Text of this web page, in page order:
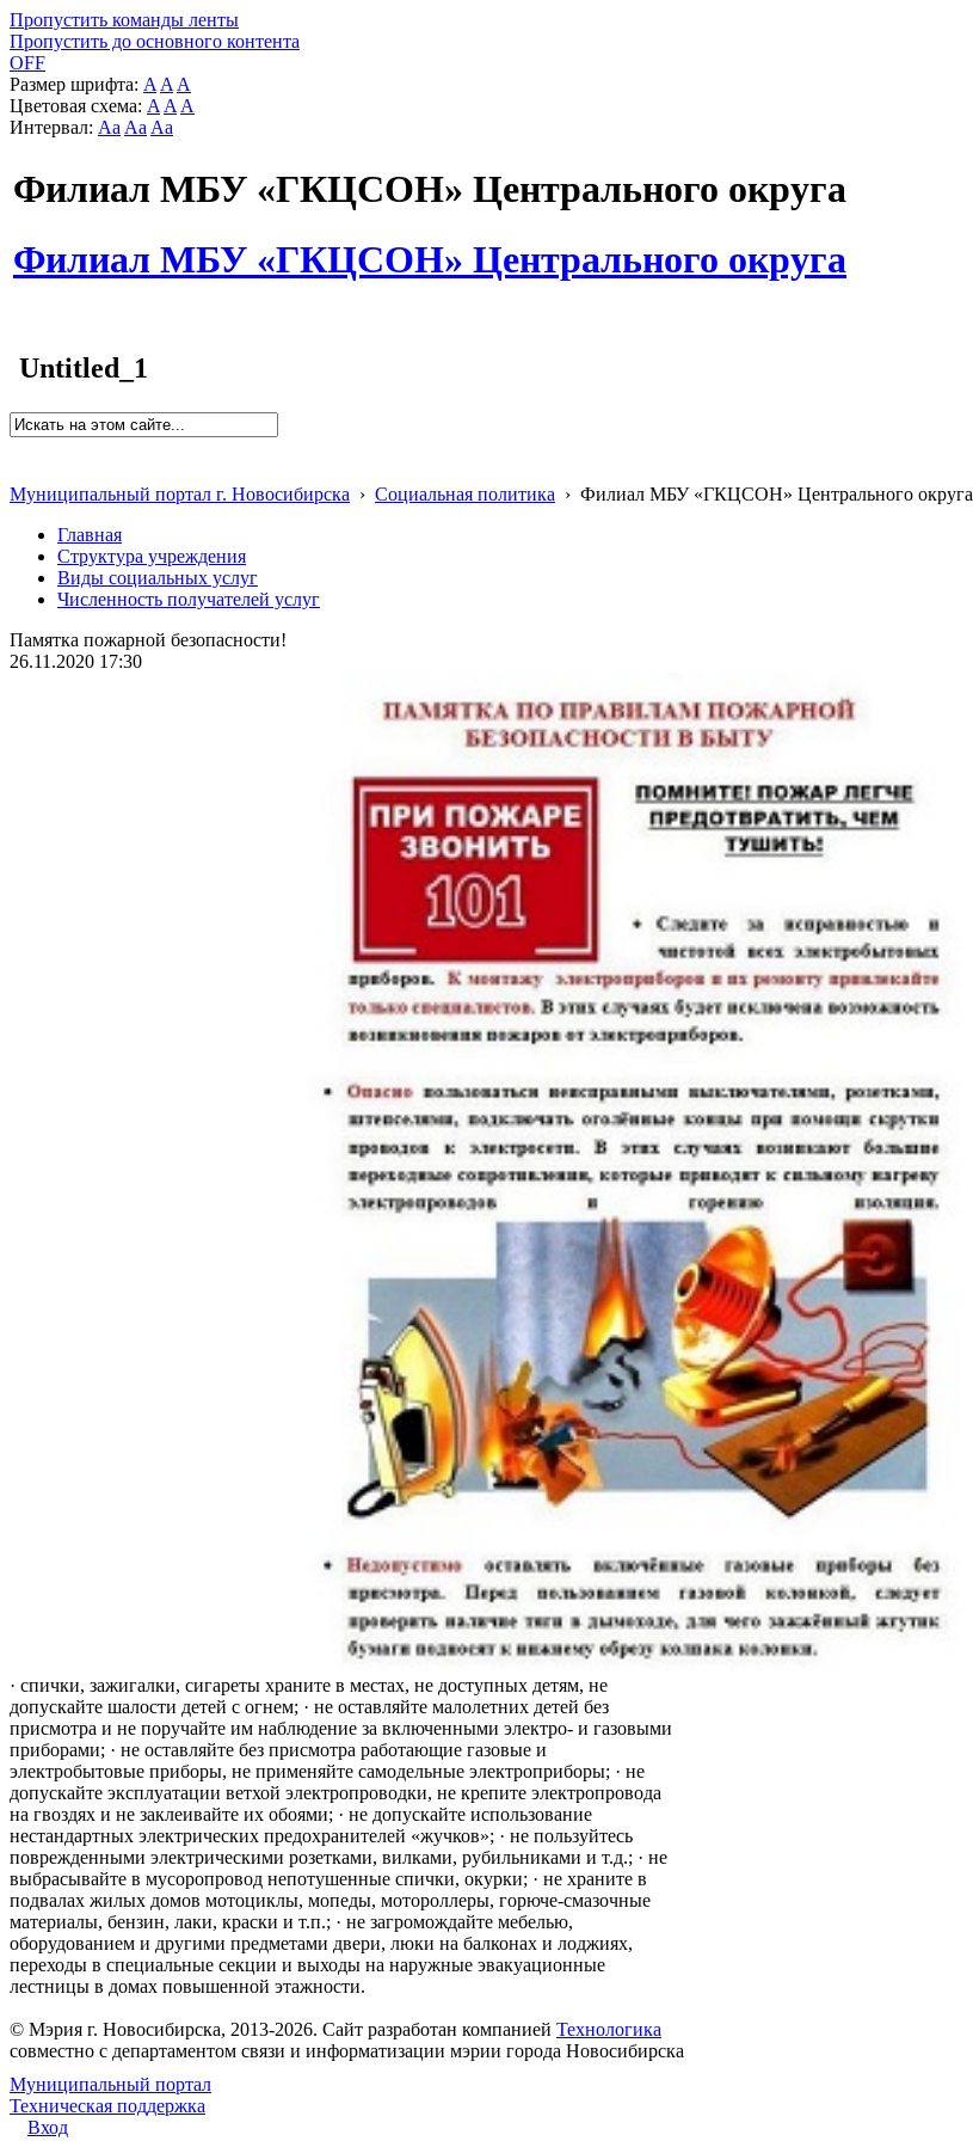
Пропустить команды ленты
Пропустить до основного контента
OFF
Размер шрифта: A A A
Цветовая схема: A A A
Интервал: Aa Aa Aa
Филиал МБУ «ГКЦСОН» Центрального округа
Филиал МБУ «ГКЦСОН» Центрального округа
Untitled_1
Муниципальный портал г. Новосибирска › Социальная политика › Филиал МБУ «ГКЦСОН» Центрального округа
Главная
Структура учреждения
Виды социальных услуг
Численность получателей услуг
Памятка пожарной безопасности!
26.11.2020 17:30
· спички, зажигалки, сигареты храните в местах, не доступных детям, не
допускайте шалости детей с огнем; · не оставляйте малолетних детей без
присмотра и не поручайте им наблюдение за включенными электро- и газовыми
приборами; · не оставляйте без присмотра работающие газовые и
электробытовые приборы, не применяйте самодельные электроприборы; · не
допускайте эксплуатации ветхой электропроводки, не крепите электропровода
на гвоздях и не заклеивайте их обоями; · не допускайте использование
нестандартных электрических предохранителей «жучков»; · не пользуйтесь
поврежденными электрическими розетками, вилками, рубильниками и т.д.; · не
выбрасывайте в мусоропровод непотушенные спички, окурки; · не храните в
подвалах жилых домов мотоциклы, мопеды, мотороллеры, горюче-смазочные
материалы, бензин, лаки, краски и т.п.; · не загромождайте мебелью,
оборудованием и другими предметами двери, люки на балконах и лоджиях,
переходы в специальные секции и выходы на наружные эвакуационные
лестницы в домах повышенной этажности.
© Мэрия г. Новосибирска, 2013-2026. Сайт разработан компанией Технологика
совместно с департаментом связи и информатизации мэрии города Новосибирска
Муниципальный портал
Техническая поддержка
Вход